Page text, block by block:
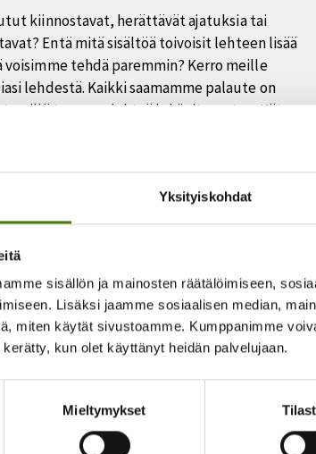
Yksityiskohdat
sisällön ja mainosten räätälöimiseen,
Lisäksi jaamme sosiaalisen median,
miten käytät sivustoamme. Kumppanimme
kun olet käyttänyt heidän palvelujaan.
Mieltymykset
kiinnostavat, herättävät ajatuksia tai
Entä mitä sisältöä toivoisit lehteen lisää
voisimme tehdä paremmin? Kerro meille
lehdestä. Kaikki saamamme palaute on
sillä teemme lehteä lukijoita varten. Kiitos
pääset tästä
Läheiset Lapset Nuoret Perheet
olet sivun sisällöstä?